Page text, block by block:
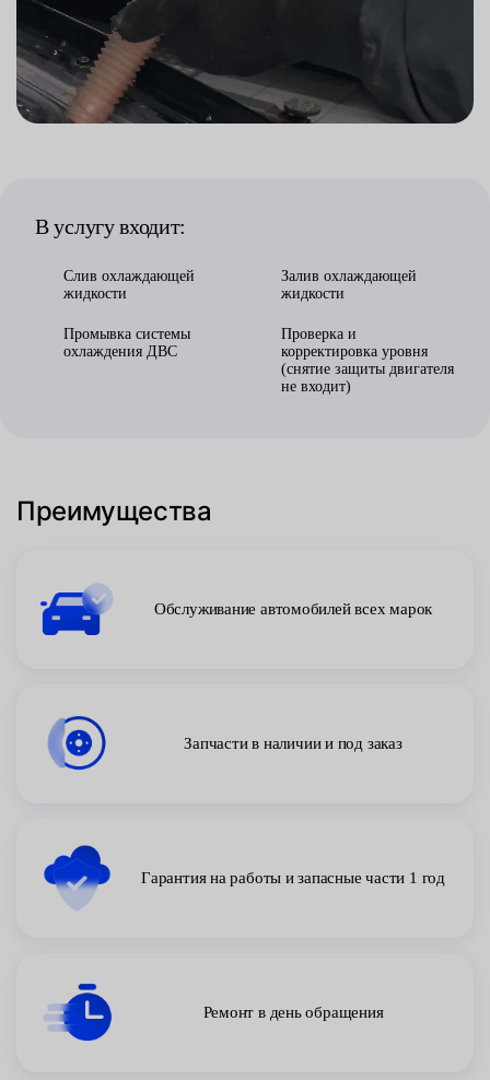
В услугу входит:
Слив охлаждающей
жидкости
Промывка системы
охлаждения ДВС
Залив охлаждающей
жидкости
Проверка и
корректировка уровня
(снятие защиты двигателя
не входит)
Преимущества
Обслуживание автомобилей всех марок
Запчасти в наличии и под заказ
Гарантия на работы и запасные части 1 год
Ремонт в день обращения